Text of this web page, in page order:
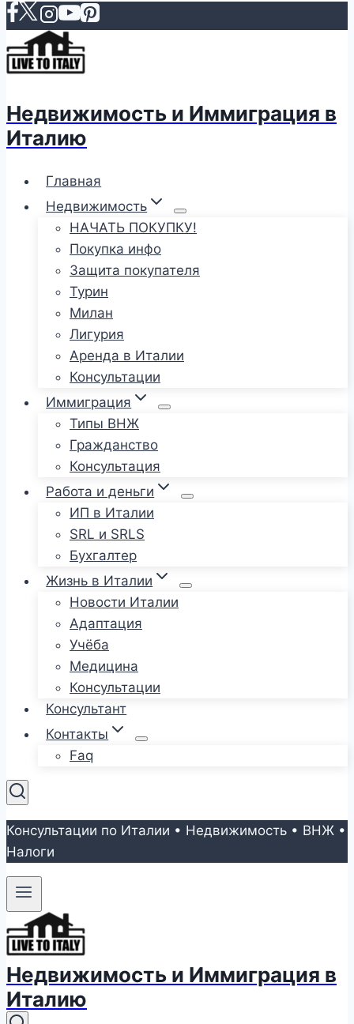
Недвижимость и Иммиграция в
Италию
Главная
Недвижимость
НАЧАТЬ ПОКУПКУ!
Покупка инфо
Защита покупателя
Турин
Милан
Лигурия
Аренда в Италии
Консультации
Иммиграция
Типы ВНЖ
Гражданство
Консультация
Работа и деньги
ИП в Италии
SRL и SRLS
Бухгалтер
Жизнь в Италии
Новости Италии
Адаптация
Учёба
Медицина
Консультации
Консультант
Контакты
Faq
Консультации по Италии • Недвижимость • ВНЖ •
Налоги
Недвижимость и Иммиграция в
Италию